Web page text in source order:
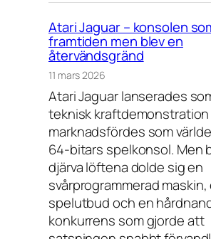
Atari Jaguar – konsolen
framtiden men blev en
återvändsgränd
11 mars 2026
Atari Jaguar lanserades
teknisk
marknadsfördes som
64-bitars spelkonsol. Men
djärva löftena dolde sig en
svårprogrammerad
spelutbud och en
konkurrens som gjorde att